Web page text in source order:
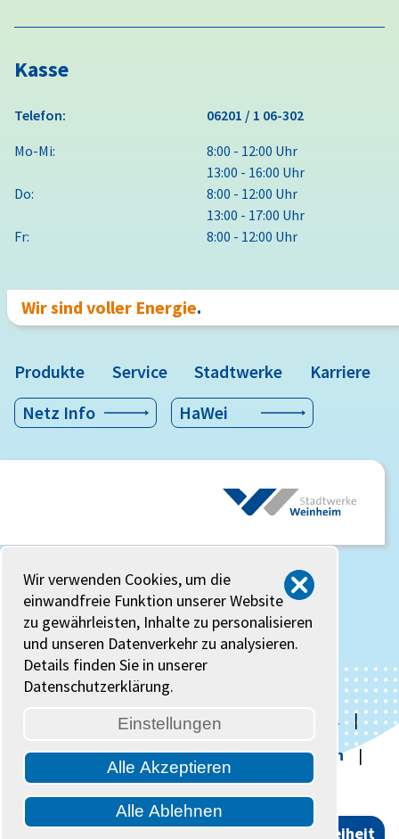
Kasse
Telefon:
06201 / 1 06-302
Mo-Mi:
8:00 - 12:00 Uhr
13:00 - 16:00 Uhr
Do:
8:00 - 12:00 Uhr
13:00 - 17:00 Uhr
Fr:
8:00 - 12:00 Uhr
Wir sind voller Energie.
Produkte Service Stadtwerke
Karriere
Netz Info
HaWei
| Kontakt Kundenportal
|
Verträge kündigen
| Vertrag widerrufen
|
Datenschutz | Impressum | Barrierefreiheit
Cookies verwalten
Wir verwenden Cookies, um die
einwandfreie Funktion unserer Website
zu gewährleisten, Inhalte zu personalisieren
und unseren Datenverkehr zu analysieren.
Details finden Sie in unserer
Datenschutzerklärung.
Einstellungen
Alle Akzeptieren
Alle Ablehnen